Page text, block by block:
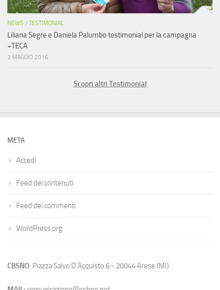
NEWS / TESTIMONIAL
Liliana Segre e Daniela Palumbo testimonial per la campagna
+TECA
2 MAGGIO 2016
Scopri altri Testimonial
META
Accedi
Feed dei contenuti
Feed dei commenti
WordPress.org
CBSNO: Piazza Salvo D'Acquisto 6 - 20044 Arese (MI)